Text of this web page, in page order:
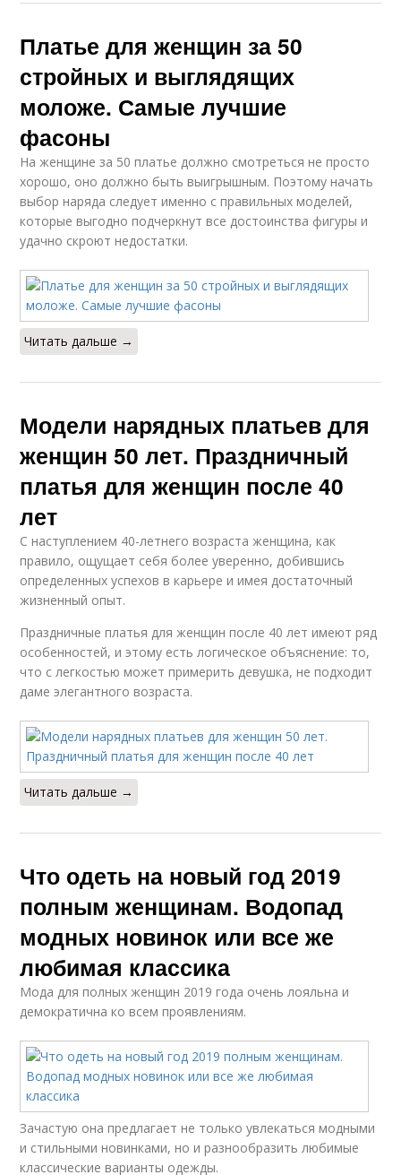
Платье для женщин за 50
стройных и выглядящих
моложе. Самые лучшие
фасоны
На женщине за 50 платье должно смотреться не просто
хорошо, оно должно быть выигрышным. Поэтому начать
выбор наряда следует именно с правильных моделей,
которые выгодно подчеркнут все достоинства фигуры и
удачно скроют недостатки.
Читать дальше →
Модели нарядных платьев для
женщин 50 лет. Праздничный
платья для женщин после 40
лет
С наступлением 40-летнего возраста женщина, как
правило, ощущает себя более уверенно, добившись
определенных успехов в карьере и имея достаточный
жизненный опыт.
Праздничные платья для женщин после 40 лет имеют ряд
особенностей, и этому есть логическое объяснение: то,
что с легкостью может примерить девушка, не подходит
даме элегантного возраста.
Читать дальше →
Что одеть на новый год 2019
полным женщинам. Водопад
модных новинок или все же
любимая классика
Мода для полных женщин 2019 года очень лояльна и
демократична ко всем проявлениям.
Зачастую она предлагает не только увлекаться модными
и стильными новинками, но и разнообразить любимые
классические варианты одежды.